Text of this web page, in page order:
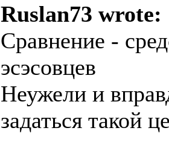
Ruslan73 wrote:
Сравнение -
эсэсовцев
Неужели и
задаться такой